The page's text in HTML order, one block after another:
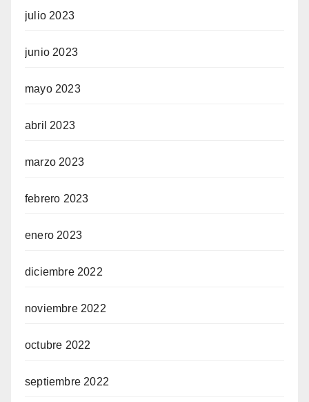
julio 2023
junio 2023
mayo 2023
abril 2023
marzo 2023
febrero 2023
enero 2023
diciembre 2022
noviembre 2022
octubre 2022
septiembre 2022